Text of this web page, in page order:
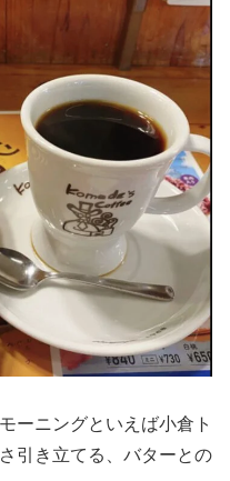
ーニングといえば小倉ト
引き立てる、バターとの